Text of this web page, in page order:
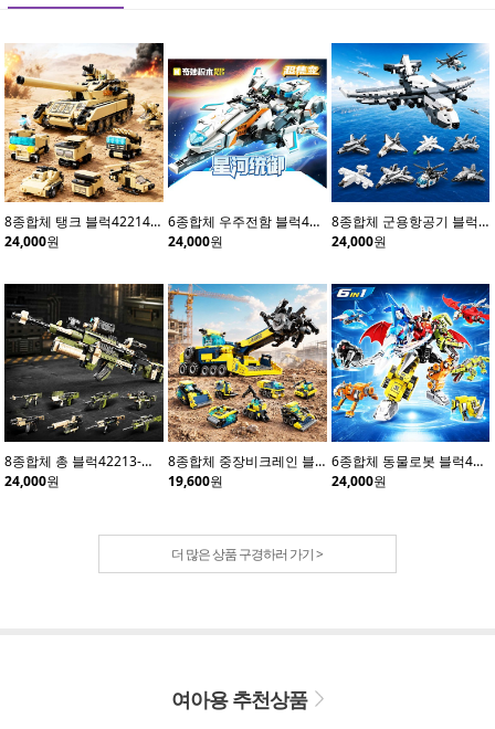
8종합체 탱크 블럭42214(8개입)
24,000원
6종합체 우주전함 블럭41113(6개입)
24,000원
8종합체 군용항공기 블럭42212(8개입)
24,000원
8종합체 총 블럭42213-카키(8개입)
24,000원
8종합체 중장비크레인 블럭42210(8개입)
19,600원
6종합체 동물로봇 블럭41114(6개입)
24,000원
더 많은 상품 구경하러 가기 >
여아용 추천상품